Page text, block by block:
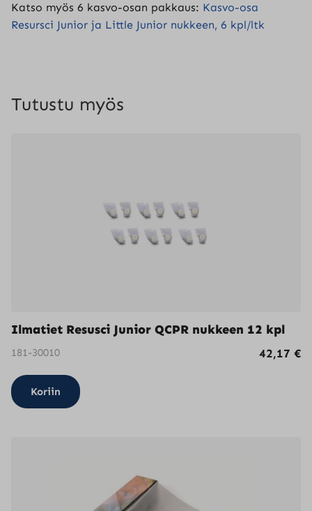
Katso myös 6 kasvo-osan pakkaus: Kasvo-osa
Resursci Junior ja Little Junior nukkeen, 6 kpl/ltk
Tutustu myös
Ilmatiet Resusci Junior QCPR nukkeen 12 kpl
181-30010 42,17 €
Koriin